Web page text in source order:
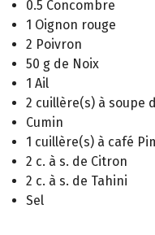
0.5 Concombre
1 Oignon rouge
2 Poivron
50 g de Noix
1 Ail
2 cuillère(s) à soupe
Cumin
1 cuillère(s) à café
2 c. à s. de Citron
2 c. à s. de Tahini
Sel